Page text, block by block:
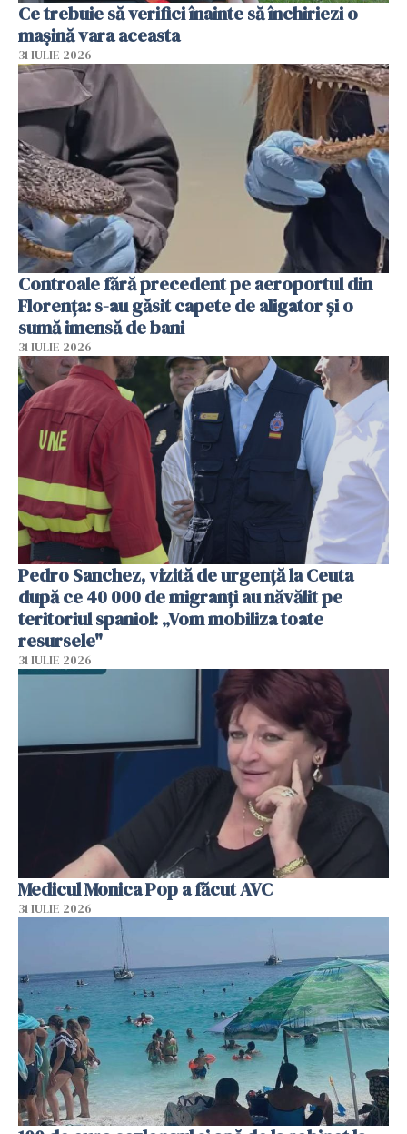
Ce trebuie să verifici înainte să închiriezi o
mașină vara aceasta
31 IULIE 2026
Controale fără precedent pe aeroportul din
Florența: s-au găsit capete de aligator și o
sumă imensă de bani
31 IULIE 2026
Pedro Sanchez, vizită de urgență la Ceuta
după ce 40 000 de migranți au năvălit pe
teritoriul spaniol: „Vom mobiliza toate
resursele"
31 IULIE 2026
Medicul Monica Pop a făcut AVC
31 IULIE 2026